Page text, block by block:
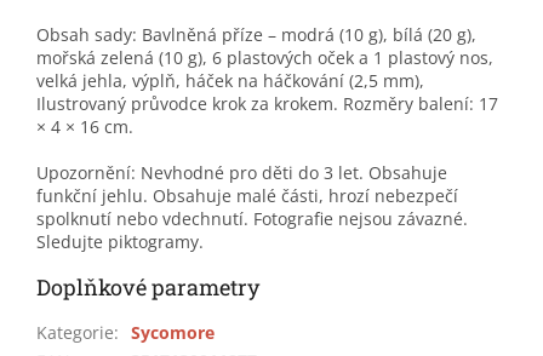
Obsah sady: Bavlněná příze – modrá (10 g), bílá (20 g),
mořská zelená (10 g), 6 plastových oček a 1 plastový nos,
velká jehla, výplň, háček na háčkování (2,5 mm),
Ilustrovaný průvodce krok za krokem. Rozměry balení: 17
× 4 × 16 cm.
Upozornění: Nevhodné pro děti do 3 let. Obsahuje
funkční jehlu. Obsahuje malé části, hrozí nebezpečí
spolknutí nebo vdechnutí. Fotografie nejsou závazné.
Sledujte piktogramy.
Doplňkové parametry
Kategorie: Sycomore